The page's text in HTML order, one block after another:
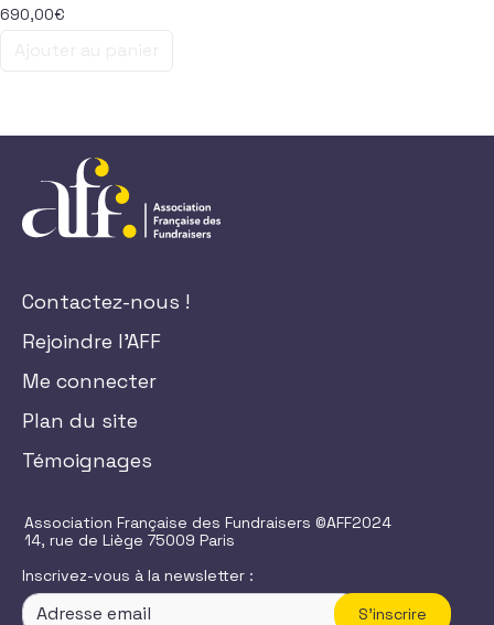
690,00€
Contactez-nous !
Rejoindre l'AFF
Me connecter
Plan du site
Témoignages
Association Française des Fundraisers ©AFF2024
14, rue de Liège 75009 Paris
Inscrivez-vous à la newsletter :
S'inscrire